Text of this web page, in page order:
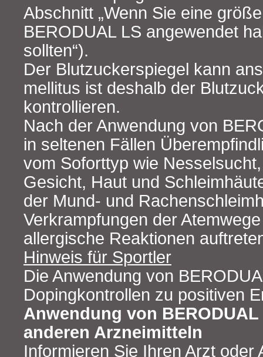
Abschnitt „Wenn Sie eine
BERODUAL LS angewendet
sollten“).
Der Blutzuckerspiegel kann
mellitus ist deshalb der
kontrollieren.
Nach der Anwendung von
in seltenen Fällen
vom Soforttyp wie
Gesicht, Haut und
der Mund- und
Verkrampfungen der
allergische Reaktionen
Hinweis für Sportler
Die Anwendung von
Dopingkontrollen zu positiven
Anwendung von
anderen Arzneimitteln
Informieren Sie Ihren Arzt oder